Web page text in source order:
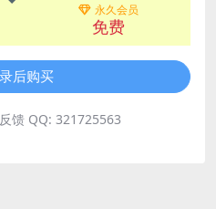
永久会员
免费
后购买
馈 QQ: 321725563